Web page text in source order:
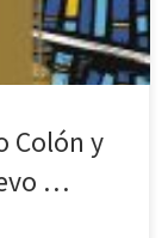
Colón y
…